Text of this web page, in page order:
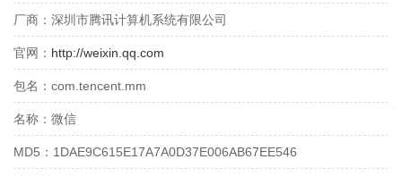
厂商： 深圳市腾讯计算机系统有限公司
官网： http://weixin.qq.com
包名： com.tencent.mm
名称： 微信
MD5： 1DAE9C615E17A7A0D37E006AB67EE546